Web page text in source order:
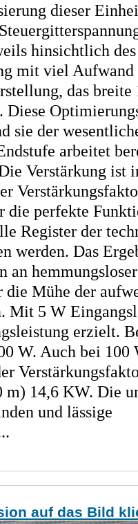
dieser
hinsichtlich
mit viel Aufwand
das breite
Diese
sie der
arbeitet
Verstärkung ist
die perfekte
Register der
werden. Das
an
die Mühe der
Mit 5 W
erzielt.
W. Auch bei 100
m) 14,6 KW. Die
und lässige
auf das Bild